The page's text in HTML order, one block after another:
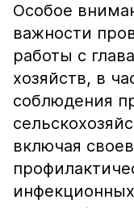
Особое
важности
работы с
хозяйств, в
соблюдения
включая